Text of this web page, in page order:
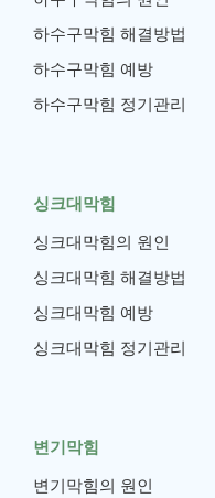
하수구막힘 해결방법
하수구막힘 예방
하수구막힘 정기관리
싱크대막힘
싱크대막힘의 원인
싱크대막힘 해결방법
싱크대막힘 예방
싱크대막힘 정기관리
변기막힘
변기막힘의 원인